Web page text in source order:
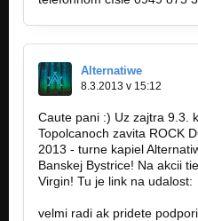
Alternatiwe
8.3.2013 v 15:12
Caute pani :) Uz zajtra 9.3.
Topolcanoch zavita ROCK
2013 - turne kapiel
Banskej Bystrice! Na akcii
Virgin! Tu je link na udalost:
velmi radi ak pridete